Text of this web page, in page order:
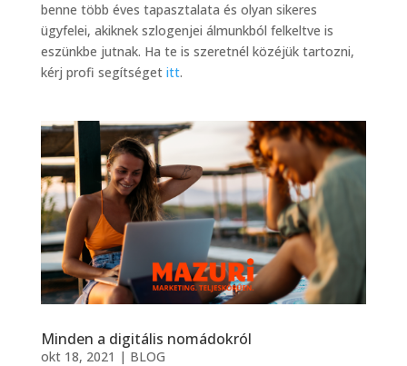
benne több éves tapasztalata és olyan sikeres
ügyfelei, akiknek szlogenjei álmunkból felkeltve is
eszünkbe jutnak. Ha te is szeretnél közéjük tartozni,
kérj profi segítséget itt.
Minden a digitális nomádokról
okt 18, 2021 | BLOG